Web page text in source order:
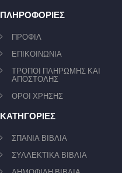
ΠΛΗΡΟΦΟΡΙΕΣ
ΠΡΟΦΙΛ
ΕΠΙΚΟΙΝΩΝΙΑ
ΤΡΟΠΟΙ ΠΛΗΡΩΜΗΣ ΚΑΙ
ΑΠΟΣΤΟΛΗΣ
ΟΡΟΙ ΧΡΗΣΗΣ
ΚΑΤΗΓΟΡΙΕΣ
ΣΠΑΝΙΑ ΒΙΒΛΙΑ
ΣΥΛΛΕΚΤΙΚΑ ΒΙΒΛΙΑ